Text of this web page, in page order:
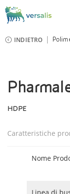
INDIETRO
HDPE
Caratteristiche
Nome